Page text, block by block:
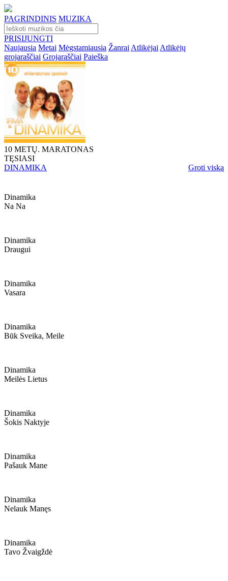
PAGRINDINIS MUZIKA
PRISIJUNGTI
Naujausia Metai Mėgstamiausia Žanrai Atlikėjai Atlikėjų
grojaraščiai Grojaraščiai Paieška
10 METŲ. MARATONAS
TĘSIASI
DINAMIKA
Groti viską
Dinamika
Na Na
Dinamika
Draugui
Dinamika
Vasara
Dinamika
Būk Sveika, Meile
Dinamika
Meilės Lietus
Dinamika
Šokis Naktyje
Dinamika
Pašauk Mane
Dinamika
Nelauk Manęs
Dinamika
Tavo Žvaigždė